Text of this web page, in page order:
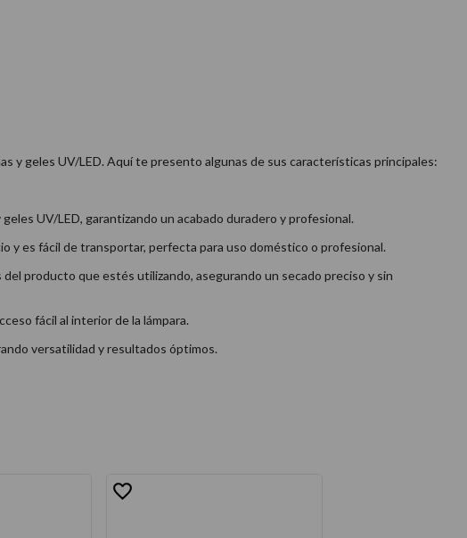
y geles UV/LED. Aquí te presento algunas de sus características principales:
UV/LED, garantizando un acabado duradero y profesional.
y es fácil de transportar, perfecta para uso doméstico o profesional.
producto que estés utilizando, asegurando un secado preciso y sin
fácil al interior de la lámpara.
versatilidad y resultados óptimos.